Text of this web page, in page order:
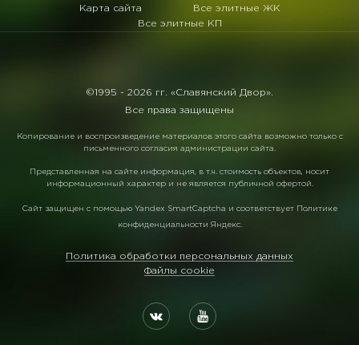
Карта сайта
Все элитные ЖК
Все элитные КП
©1995 - 2026 гг. «Славянский Двор».
Все права защищены
Копирование и воспроизведение материалов этого сайта возможно только с
письменного согласия администрации сайта.
Представленная на сайте информация, в т.ч. стоимость объектов, носит
информационный характер и не является публичной офертой.
Сайт защищен с помощью Yandex SmartCaptcha и соответствует Политике
конфиденциальности Яндекс.
Политика обработки персональных данных
Файлы cookie